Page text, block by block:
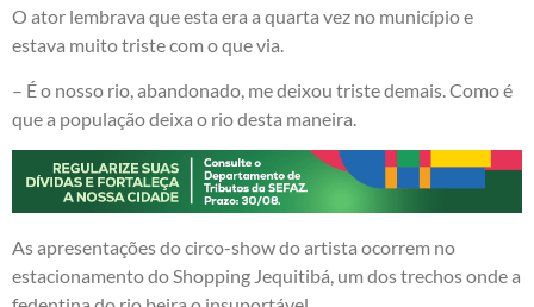
O ator lembrava que esta era a quarta vez no município e
estava muito triste com o que via.
– É o nosso rio, abandonado, me deixou triste demais. Como é
que a população deixa o rio desta maneira.
As apresentações do circo-show do artista ocorrem no
estacionamento do Shopping Jequitibá, um dos trechos onde a